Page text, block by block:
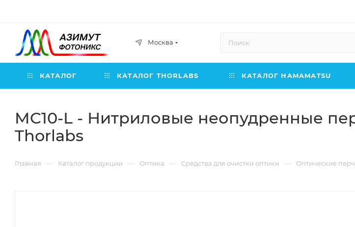
Москва
КАТАЛОГ КАТАЛОГ THORLABS КАТАЛОГ HAMAMATSU
MC10-L - Нитриловые неопудренные
Thorlabs
Главная — Каталог продукции — Оптика — Средства для очистки оптики — Оптические